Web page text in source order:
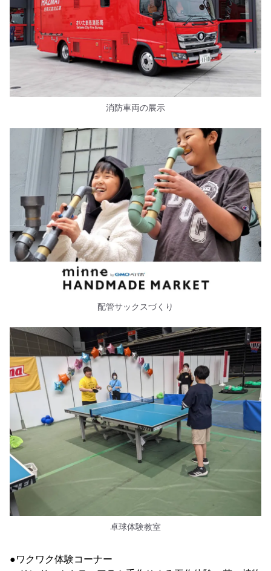
消防車両の展示
配管サックスづくり
卓球体験教室
●ワクワク体験コーナー